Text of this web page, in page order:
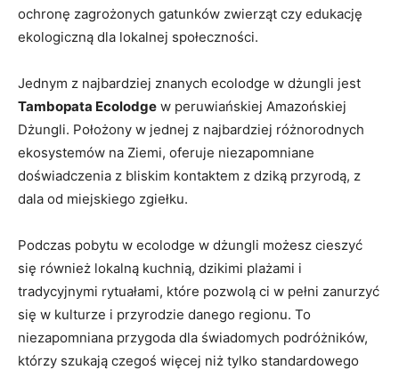
ochronę zagrożonych gatunków zwierząt ​czy edukację
ekologiczną​ dla lokalnej społeczności.
Jednym z najbardziej znanych ecolodge w dżungli ​jest
Tambopata ⁤Ecolodge w‍ peruwiańskiej Amazońskiej
Dżungli. Położony w jednej z najbardziej różnorodnych
ekosystemów na Ziemi, oferuje ⁤niezapomniane‍
doświadczenia z bliskim kontaktem z dziką⁣ przyrodą, z
dala od miejskiego zgiełku.
Podczas pobytu‍ w ecolodge w dżungli możesz cieszyć
się również lokalną kuchnią, dzikimi plażami i
tradycyjnymi rytuałami, które⁣ pozwolą ci w pełni ​zanurzyć
się w ‌kulturze i przyrodzie‌ danego ⁤regionu. To
niezapomniana przygoda dla‌ świadomych podróżników,
którzy szukają czegoś więcej niż tylko standardowego